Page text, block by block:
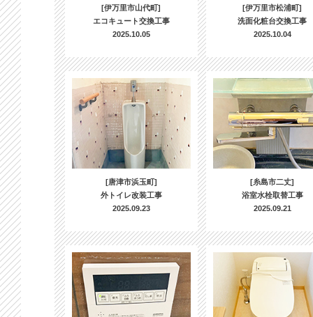
[伊万里市山代町]
エコキュート交換工事
2025.10.05
[伊万里市松浦町]
洗面化粧台交換工事
2025.10.04
[唐津市浜玉町]
外トイレ改装工事
2025.09.23
[糸島市二丈]
浴室水栓取替工事
2025.09.21